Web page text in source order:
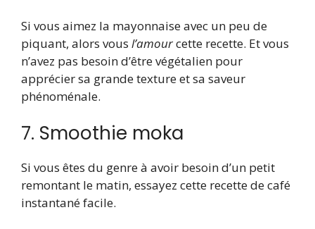
Si vous aimez la mayonnaise avec un peu de
piquant, alors vous l’amourcette recette. Et vous
n’avez pas besoin d’être végétalien pour
apprécier sa grande texture et sa saveur
phénoménale.
7. Smoothie moka
Si vous êtes du genre à avoir besoin d’un petit
remontant le matin, essayez cette recette de café
instantané facile.